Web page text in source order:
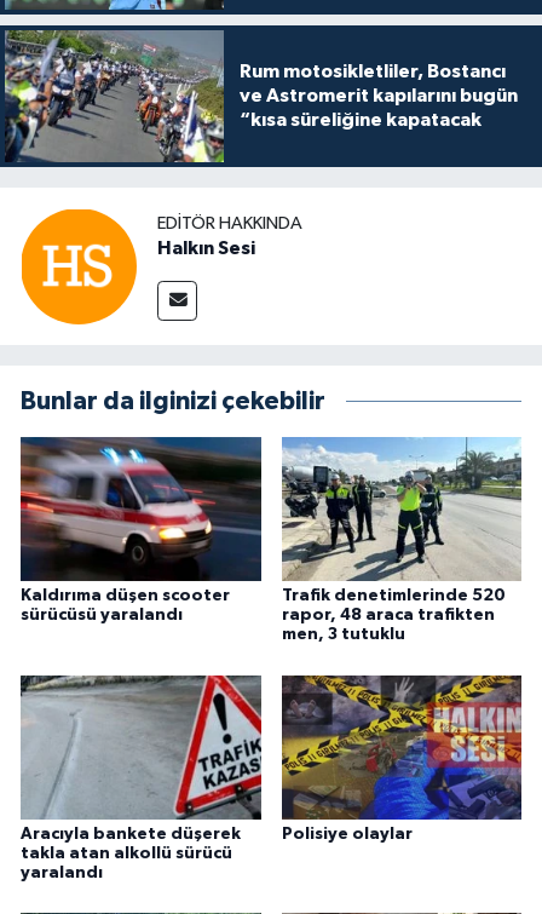
Rum motosikletliler, Bostancı
ve Astromerit kapılarını bugün
“kısa süreliğine kapatacak
EDITÖR HAKKINDA
Halkın Sesi
Bunlar da ilginizi çekebilir
Kaldırıma düşen scooter
sürücüsü yaralandı
Trafik denetimlerinde 520
rapor, 48 araca trafikten
men, 3 tutuklu
Aracıyla bankete düşerek
takla atan alkollü sürücü
yaralandı
Polisiye olaylar